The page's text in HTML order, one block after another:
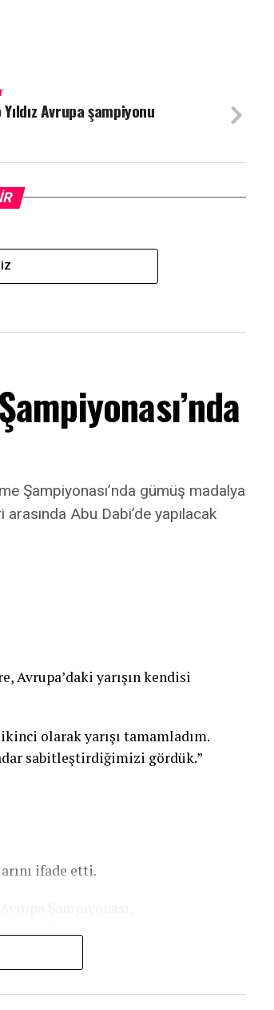
Yıldız Avrupa şampiyonu
Şampiyonası’nda gümüş madalya
Abu Dabi’de yapılacak
Avrupa’daki yarışın kendisi
olarak yarışı tamamladım.
sabitleştirdiğimizi gördük.”
ifade etti.
şampiyona için çok
Bu şampiyonadaki hedefim
Hepimizi tatmin edecek